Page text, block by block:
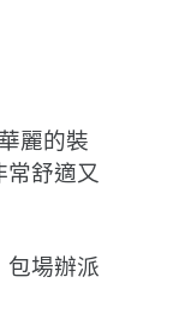
麗的裝
舒適又
包場辦派